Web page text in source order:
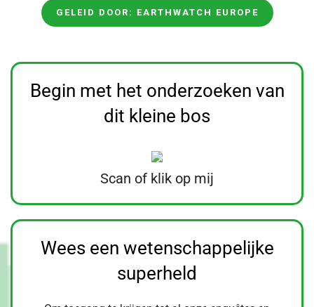
GELEID DOOR: EARTHWATCH EUROPE
Begin met het onderzoeken van
dit kleine bos
Scan of klik op mij
Wees een wetenschappelijke
superheld